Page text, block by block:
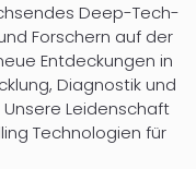
Deep-Tech-
Forschern auf der
Entdeckungen in
Diagnostik und
Leidenschaft
Technologien für